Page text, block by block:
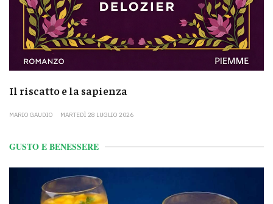
Il riscatto e la sapienza
MARIO GAUDIO MARTEDÌ 28 LUGLIO 2026
GUSTO E BENESSERE